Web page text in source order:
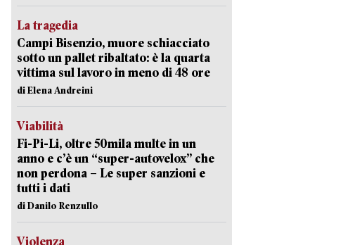
La tragedia
Campi Bisenzio, muore schiacciato
sotto un pallet ribaltato: è la quarta
vittima sul lavoro in meno di 48 ore
di Elena Andreini
Viabilità
Fi-Pi-Li, oltre 50mila multe in un
anno e c’è un “super-autovelox” che
non perdona – Le super sanzioni e
tutti i dati
di Danilo Renzullo
Violenza